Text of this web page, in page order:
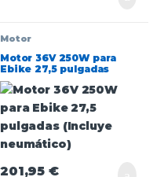
Motor
Motor 36V 250W para
Ebike 27,5 pulgadas
(Incluye neumático)
201,95€